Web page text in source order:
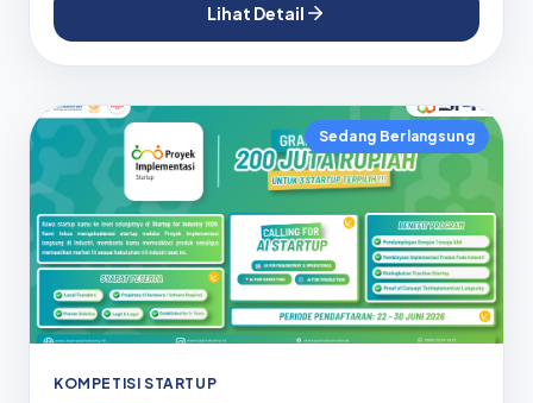
Lihat Detail
Sedang Berlangsung
KOMPETISI STARTUP